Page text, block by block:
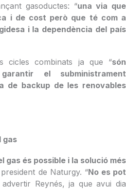
gasoductes: “una via que
i de cost però que té com a
i la dependència del país
cicles combinats ja que “són
el subministrament
de backup de les renovables
gas
gas és possible i la solució més
de Naturgy. “No es pot
advertir Reynés, ja que avui dia